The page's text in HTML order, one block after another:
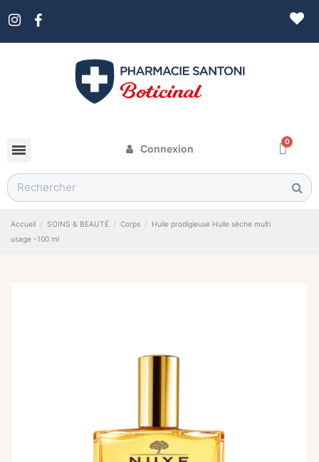
Connexion
Accueil SOINS & BEAUTÉ Corps
Huile prodigieuse Huile sèche multi
usage -100 ml